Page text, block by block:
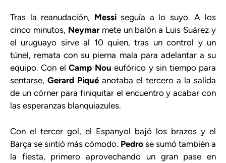
Tras la reanudación, Messiseguía a lo suyo. A los
cinco minutos, Neymarmete un balón a Luis Suárez y
el uruguayo sirve al 10 quien, tras un control y un
túnel, remata con su pierna mala para adelantar a su
equipo. Con elCamp Nou eufórico y sin tiempo para
sentarse, Gerard Piqué anotaba el tercero a la salida
de un córner para finiquitar el encuentro y acabar con
las esperanzas blanquiazules.
Con el tercer gol, el Espanyol bajó los brazos y el
Barça se sintió más cómodo. Pedro se sumó también a
la fiesta, primero aprovechando un gran pase en